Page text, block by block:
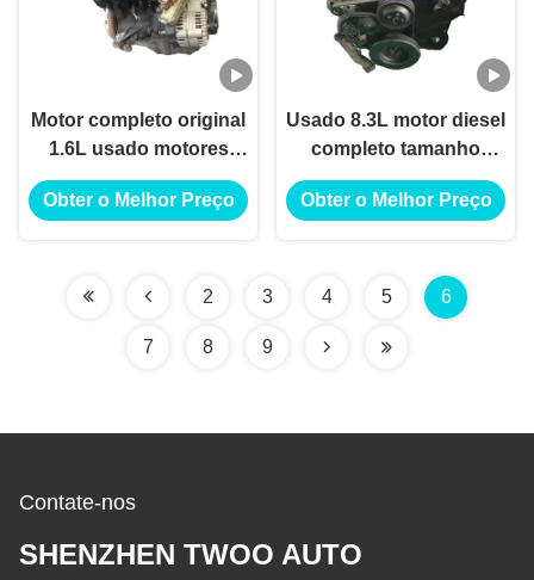
Motor completo original
1.6L usado motores
japoneses para Honda
Cruze 1.6 1.8
Obter o Melhor Preço
Usado 8.3L motor diesel
completo tamanho
padrão para Cummins
6CT
Obter o Melhor Preço
2 3 4 5 6
7 8 9
Contate-nos
SHENZHEN TWOO AUTO